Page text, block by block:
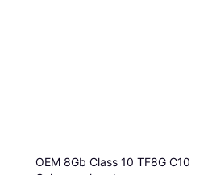
OEM 8Gb Class 10 TF8G C10